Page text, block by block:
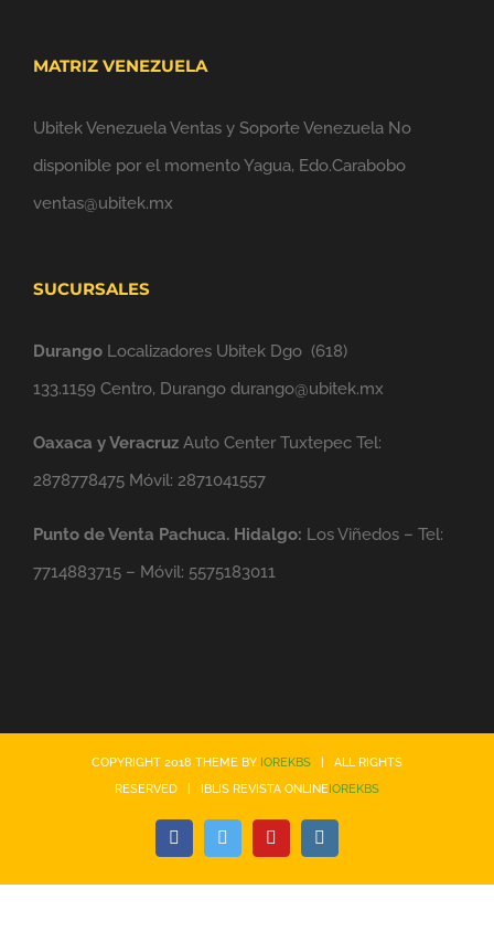
MATRIZ VENEZUELA
Ubitek Venezuela Ventas y Soporte Venezuela No
disponible por el momento Yagua, Edo.Carabobo
ventas@ubitek.mx
SUCURSALES
Durango Localizadores Ubitek Dgo (618)
133.1159 Centro, Durango durango@ubitek.mx
Oaxaca y Veracruz Auto Center Tuxtepec Tel:
2878778475 Móvil: 2871041557
Punto de Venta Pachuca. Hidalgo: Los Viñedos – Tel:
7714883715 – Móvil: 5575183011
COPYRIGHT 2018 THEME BY IOREKBS | ALL RIGHTS
RESERVED | IBLIS REVISTA ONLINEIOREKBS
FacebookTwitterYouTubeInstagram